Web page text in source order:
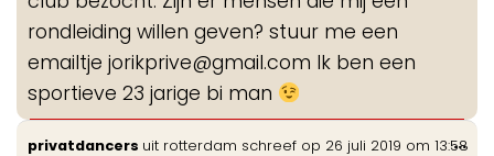
rondleiding willen geven? stuur me een
emailtje jorikprive@gmail.com Ik ben een
sportieve 23 jarige bi man
privatdancers uit rotterdam schreef op 26 juli 2019 om 13:58
...